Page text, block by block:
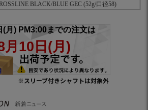
BLACK/BLUE GEC (52g/口径58)
※スリーブ付きシャフトは対象外